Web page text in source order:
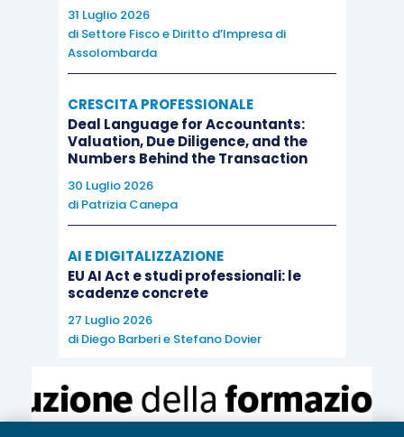
31 Luglio 2026
di Settore Fisco e Diritto d’Impresa di
Assolombarda
CRESCITA PROFESSIONALE
Deal Language for Accountants:
Valuation, Due Diligence, and the
Numbers Behind the Transaction
30 Luglio 2026
di Patrizia Canepa
AI E DIGITALIZZAZIONE
EU AI Act e studi professionali: le
scadenze concrete
27 Luglio 2026
di Diego Barberie Stefano Dovier